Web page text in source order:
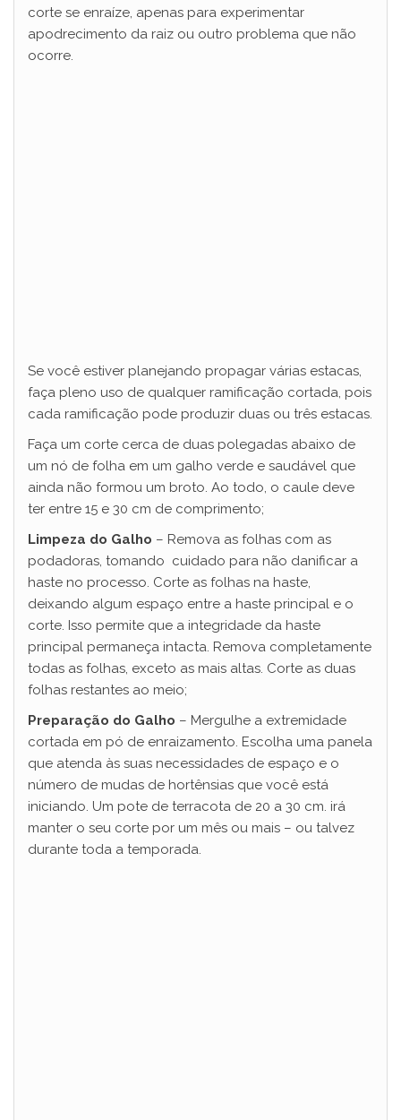
corte se enraíze, apenas para experimentar
apodrecimento da raiz ou outro problema que não
ocorre.
Se você estiver planejando propagar várias estacas,
faça pleno uso de qualquer ramificação cortada, pois
cada ramificação pode produzir duas ou três estacas.
Faça um corte cerca de duas polegadas abaixo de
um nó de folha em um galho verde e saudável que
ainda não formou um broto. Ao todo, o caule deve
ter entre 15 e 30 cm de comprimento;
Limpeza do Galho – Remova as folhas com as
podadoras, tomando cuidado para não danificar a
haste no processo. Corte as folhas na haste,
deixando algum espaço entre a haste principal e o
corte. Isso permite que a integridade da haste
principal permaneça intacta. Remova completamente
todas as folhas, exceto as mais altas. Corte as duas
folhas restantes ao meio;
Preparação do Galho – Mergulhe a extremidade
cortada em pó de enraizamento. Escolha uma panela
que atenda às suas necessidades de espaço e o
número de mudas de hortênsias que você está
iniciando. Um pote de terracota de 20 a 30 cm. irá
manter o seu corte por um mês ou mais – ou talvez
durante toda a temporada.